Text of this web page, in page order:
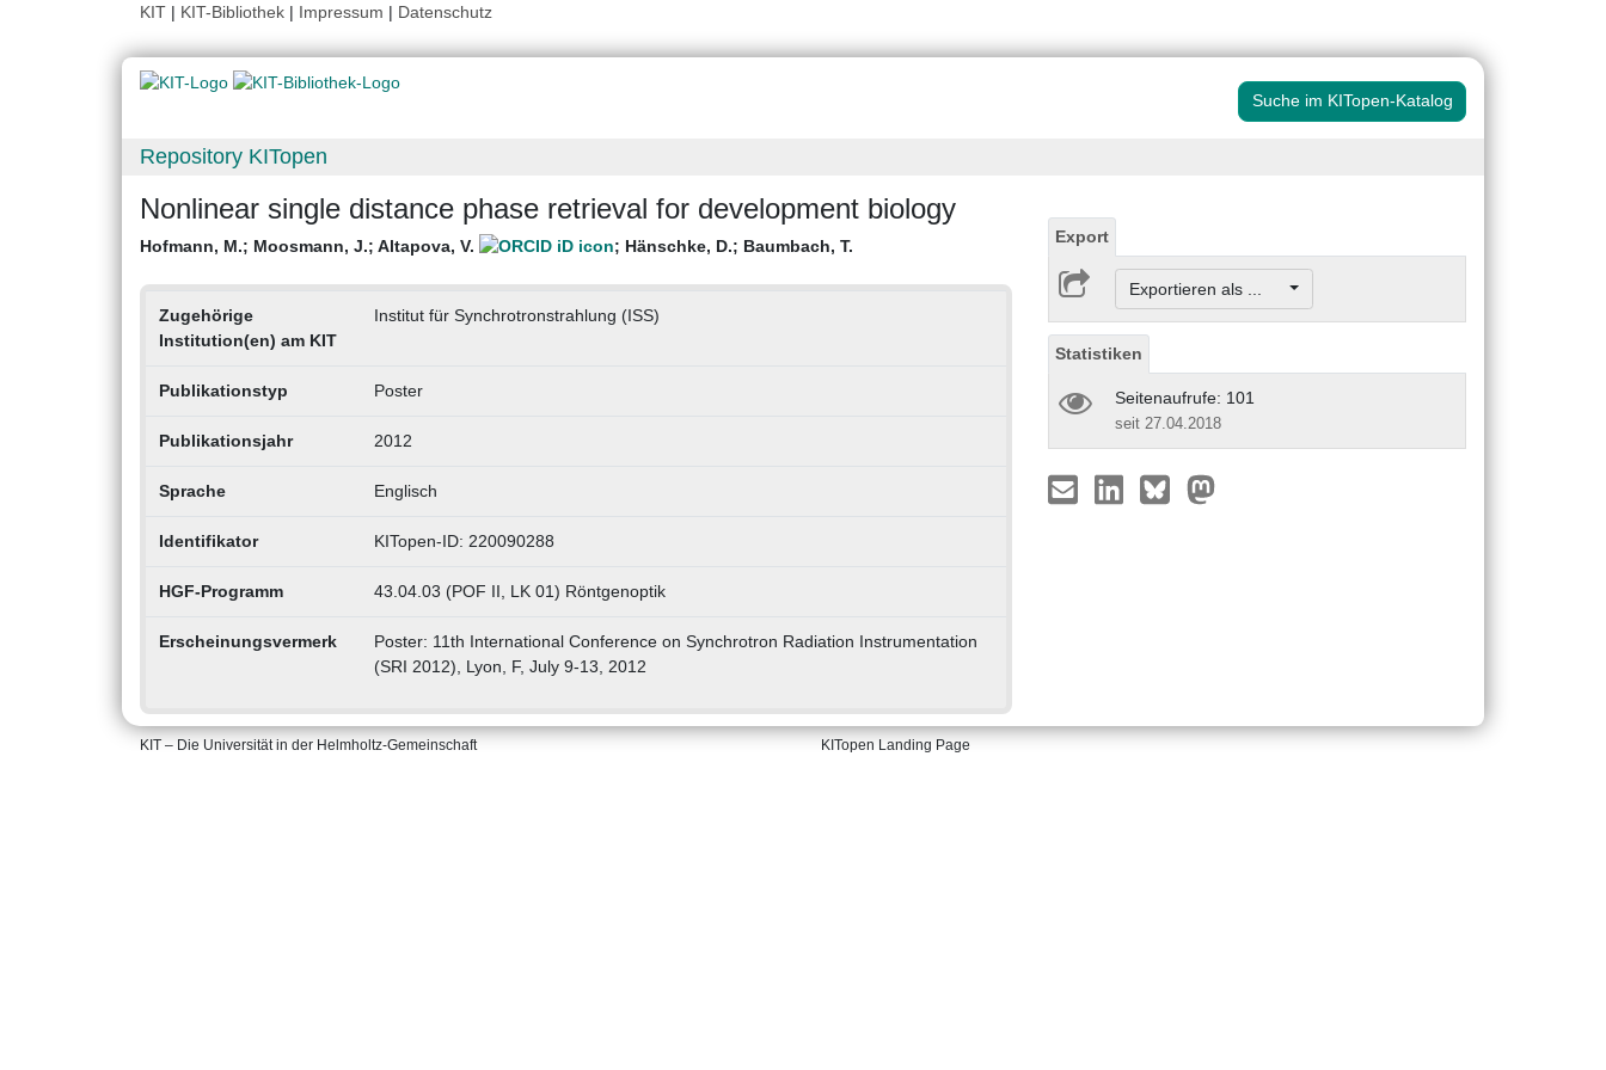
KIT | KIT-Bibliothek | Impressum | Datenschutz
Suche im KITopen-Katalog
Repository KITopen
Nonlinear single distance phase retrieval for development biology
Hofmann, M.; Moosmann, J.; Altapova, V. ; Hänschke, D.; Baumbach, T.
Zugehörige
Institution(en) am KIT
Institut für Synchrotronstrahlung (ISS)
Publikationstyp Poster
Publikationsjahr 2012
Sprache Englisch
Identifikator KITopen-ID: 220090288
HGF-Programm 43.04.03 (POF II, LK 01) Röntgenoptik
Erscheinungsvermerk
Poster: 11th International Conference on Synchrotron Radiation Instrumentation
(SRI 2012), Lyon, F, July 9-13, 2012
Export
Exportieren als ...
Statistiken
Seitenaufrufe: 101
seit 27.04.2018
KIT – Die Universität in der Helmholtz-Gemeinschaft KITopen Landing Page